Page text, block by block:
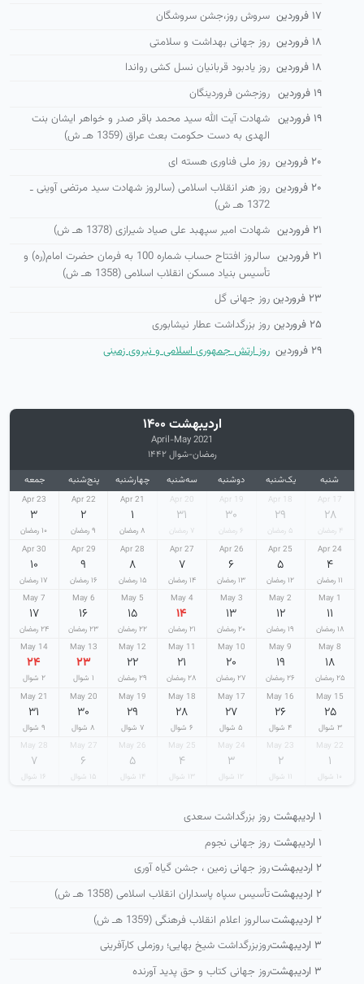
۱۷ فروردین
سروش روز،جشن سروشگان
۱۸ فروردین
روز جهانی بهداشت و سلامتی
۱۸ فروردین
روز یادبود قربانیان نسل کشی رواندا
۱۹ فروردین
روزجشن فروردینگان
۱۹ فروردین
شهادت آیت الله سید محمد باقر صدر و خواهر ایشان بنت
الهدی به دست حكومت بعث عراق (1359 هـ ش)
۲۰ فروردین
روز ملی فناوری هسته ای
۲۰ فروردین
روز هنر انقلاب اسلامی (سالروز شهادت سید مرتضی آوینی ـ
1372 هـ ش)
۲۱ فروردین
شهادت امیر سپهبد علی صیاد شیرازی (1378 هـ ش)
۲۱ فروردین
سالروز افتتاح حساب شماره 100 به فرمان حضرت امام(ره) و
تأسیس بنیاد مسكن انقلاب اسلامی (1358 هـ ش)
۲۳ فروردین
روز جهانی گل
۲۵ فروردین
روز بزرگداشت عطار نیشابوری
۲۹ فروردین
روز ارتش جمهوری اسلامی و نیروی زمینی
اردیبهشت ۱۴۰۰
April-May 2021
رمضان-شوال ۱۴۴۲
شنبه یک‌شنبه دوشنبه سه‌شنبه چهارشنبه پنج‌شنبه جمعه
17 Apr
۲۸
۴ رمضان
18 Apr
۲۹
۵ رمضان
19 Apr
۳۰
۶ رمضان
20 Apr
۳۱
۷ رمضان
21 Apr
۱
۸ رمضان
22 Apr
۲
۹ رمضان
23 Apr
۳
۱۰ رمضان
24 Apr
۴
۱۱ رمضان
25 Apr
۵
۱۲ رمضان
26 Apr
۶
۱۳ رمضان
27 Apr
۷
۱۴ رمضان
28 Apr
۸
۱۵ رمضان
29 Apr
۹
۱۶ رمضان
30 Apr
۱۰
۱۷ رمضان
1 May
۱۱
۱۸ رمضان
2 May
۱۲
۱۹ رمضان
3 May
۱۳
۲۰ رمضان
4 May
۱۴
۲۱ رمضان
5 May
۱۵
۲۲ رمضان
6 May
۱۶
۲۳ رمضان
7 May
۱۷
۲۴ رمضان
8 May
۱۸
۲۵ رمضان
9 May
۱۹
۲۶ رمضان
10 May
۲۰
۲۷ رمضان
11 May
۲۱
۲۸ رمضان
12 May
۲۲
۲۹ رمضان
13 May
۲۳
۱ شوال
14 May
۲۴
۲ شوال
15 May
۲۵
۳ شوال
16 May
۲۶
۴ شوال
17 May
۲۷
۵ شوال
18 May
۲۸
۶ شوال
19 May
۲۹
۷ شوال
20 May
۳۰
۸ شوال
21 May
۳۱
۹ شوال
22 May
۱
۱۰ شوال
23 May
۲
۱۱ شوال
24 May
۳
۱۲ شوال
25 May
۴
۱۳ شوال
26 May
۵
۱۴ شوال
27 May
۶
۱۵ شوال
28 May
۷
۱۶ شوال
۱ اردیبهشت
روز بزرگداشت سعدی
۱ اردیبهشت
روز جهانی نجوم
۲ اردیبهشت
روز جهانی زمین ، جشن گیاه آوری
۲ اردیبهشت
تأسیس سپاه پاسداران انقلاب اسلامی (1358 هـ ش)
۲ اردیبهشت
سالروز اعلام انقلاب فرهنگی (1359 هـ ش)
۳ اردیبهشت
روزبزرگداشت شیخ بهایی؛ روزملی کارآفرینی
۳ اردیبهشت
روز جهانی کتاب و حق پدید آورنده